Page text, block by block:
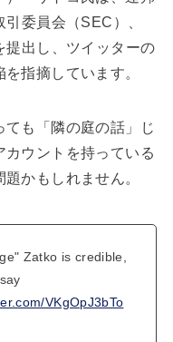
委員会（SEC）、
提出し、ツイッターの
指摘しています。
ても「隣の庭の話」じ
カウントを持っている
かもしれません。
Zatko is credible,
VKgOpJ3bTo